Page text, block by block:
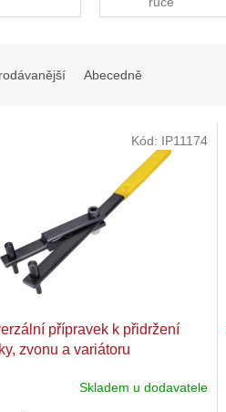
Abecedně
přípravek k přidržení
zvonu a variátoru
Skladem u dodavatele
Kód: IP11174